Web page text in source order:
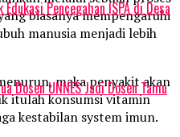
biasanya mempengaruhi
manusia menjadi lebih
maka penyakit akan
itulah konsumsi vitamin
kestabilan system imun.
Pencegahan ISPA di Desa
Dosen UNNES Jadi Dosen Tamu